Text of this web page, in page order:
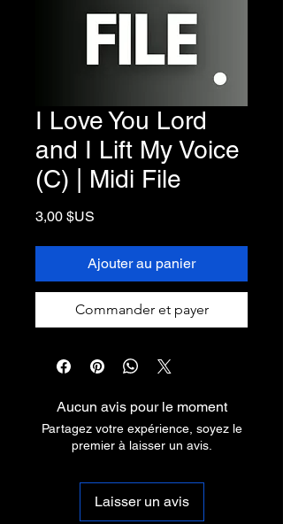
I Love You Lord
and I Lift My Voice
(C) | Midi File
3,00 $US
Ajouter au panier
Commander et payer
Aucun avis pour le moment
Partagez votre expérience, soyez le
premier à laisser un avis.
Laisser un avis